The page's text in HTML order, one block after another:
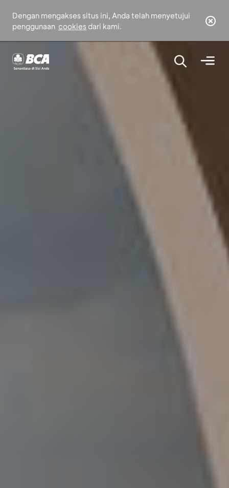
Dengan mengakses situs ini, Anda telah menyetujui
penggunaan cookies dari kami.